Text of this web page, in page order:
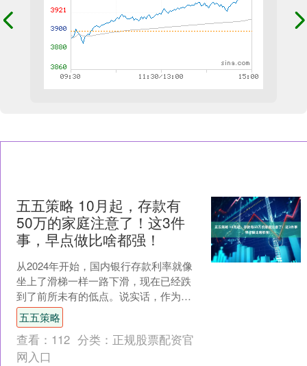
五五策略 10月起，存款有
50万的家庭注意了！这3件
事，早点做比啥都强！
从2024年开始，国内银行存款利率就像
坐上了滑梯一样一路下滑，现在已经跌
到了前所未有的低点。说实话，作为一
个普通老百姓，每次去银行看到最新的
利率表，心里都忍不住....
五五策略
查看： 112 分类： 正规股票配资官
网入口